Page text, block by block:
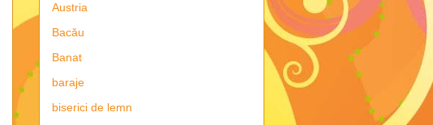
Austria
Bacău
Banat
baraje
biserici de lemn